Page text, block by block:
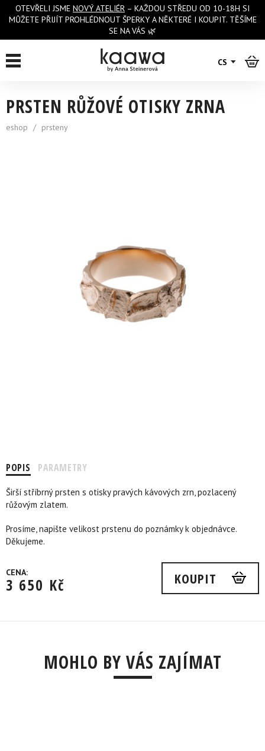
OTEVŘELI JSME NOVÝ ATELIÉR – KAŽDOU STŘEDU OD 10-18H SI
MŮŽETE PŘIJÍT PROHLÉDNOUT ŠPERKY A NĚKTERÉ I KOUPIT. TĚŠÍME
SE NA VÁS 🌿
CS
zpět na výpis
PRSTEN RŮŽOVÉ OTISKY ZRNA
eshop / prsteny
POPIS PARAMETRY
Širší stříbrný prsten s otisky pravých kávových zrn, pozlacený
růžovým zlatem.
Prosíme, napište velikost prstenu do poznámky k objednávce.
Děkujeme.
KOUPIT
CENA:
3 650 Kč
MOHLO BY VÁS ZAJÍMAT